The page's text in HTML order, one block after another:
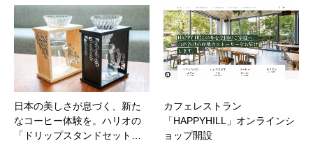
日本の美しさが息づく、新た
なコーヒー体験を。ハリオの
「ドリップスタンドセット…
カフェレストラン
「HAPPYHILL」オンラインシ
ョップ開設